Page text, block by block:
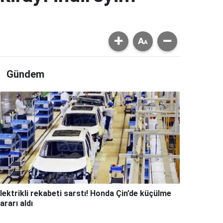
Gündem
rekabeti sarstı! Honda Çin’de küçülme
aldı